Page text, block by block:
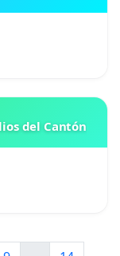
del Cantón